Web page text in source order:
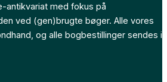
antikvariat med fokus på
ved (gen)brugte bøger. Alle vores
og alle bogbestillinger sendes i